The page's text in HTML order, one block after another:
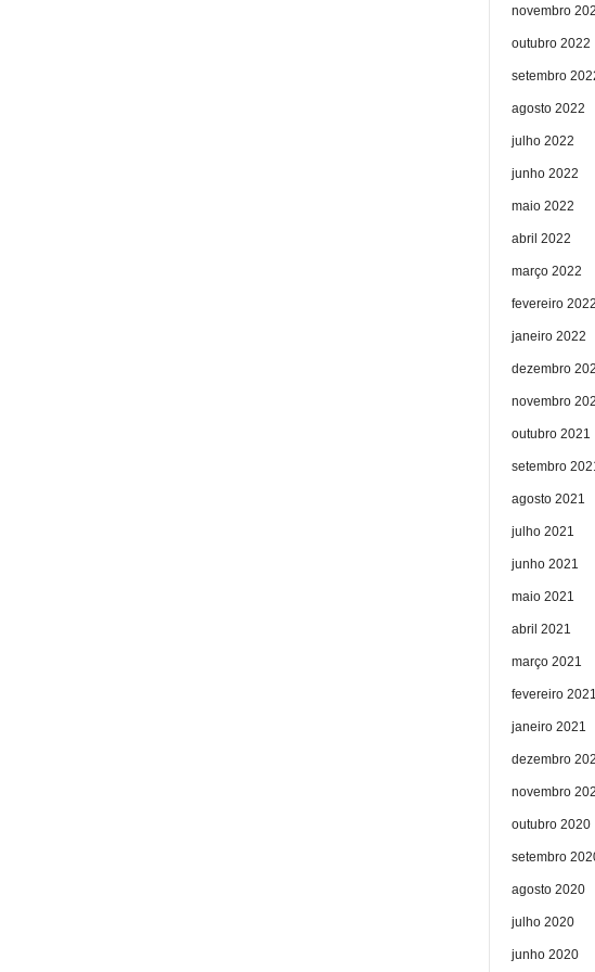
novembro
outubro 2022
setembro
agosto 2022
julho 2022
junho 2022
maio 2022
abril 2022
março 2022
fevereiro 2022
janeiro 2022
dezembro
novembro
outubro 2021
setembro
agosto 2021
julho 2021
junho 2021
maio 2021
abril 2021
março 2021
fevereiro 2021
janeiro 2021
dezembro
novembro
outubro 2020
setembro
agosto 2020
julho 2020
junho 2020